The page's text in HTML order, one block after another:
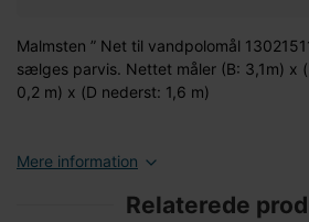
Malmsten ” Net til vandpolomål
sælges parvis. Nettet måler (B: 3,1m) x
0,2 m) x (D nederst: 1,6 m)
Mere information
Relaterede